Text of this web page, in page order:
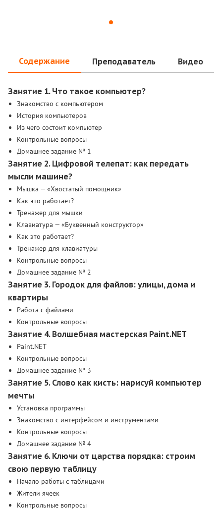
Содержание Преподаватель Видео
Занятие 1. Что такое компьютер?
Знакомство с компьютером
История компьютеров
Из чего состоит компьютер
Контрольные вопросы
Домашнее задание № 1
Занятие 2. Цифровой телепат: как передать
мысли машине?
Мышка — «Хвостатый помощник»
Как это работает?
Тренажер для мышки
Клавиатура — «Буквенный конструктор»
Как это работает?
Тренажер для клавиатуры
Контрольные вопросы
Домашнее задание № 2
Занятие 3. Городок для файлов: улицы, дома и
квартиры
Работа с файлами
Контрольные вопросы
Занятие 4. Волшебная мастерская Paint.NET
Paint.NET
Контрольные вопросы
Домашнее задание № 3
Занятие 5. Слово как кисть: нарисуй компьютер
мечты
Установка программы
Знакомство с интерфейсом и инструментами
Контрольные вопросы
Домашнее задание № 4
Занятие 6. Ключи от царства порядка: строим
свою первую таблицу
Начало работы с таблицами
Жители ячеек
Контрольные вопросы